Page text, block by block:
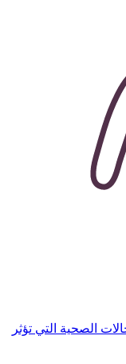
الصحية التي تؤثر